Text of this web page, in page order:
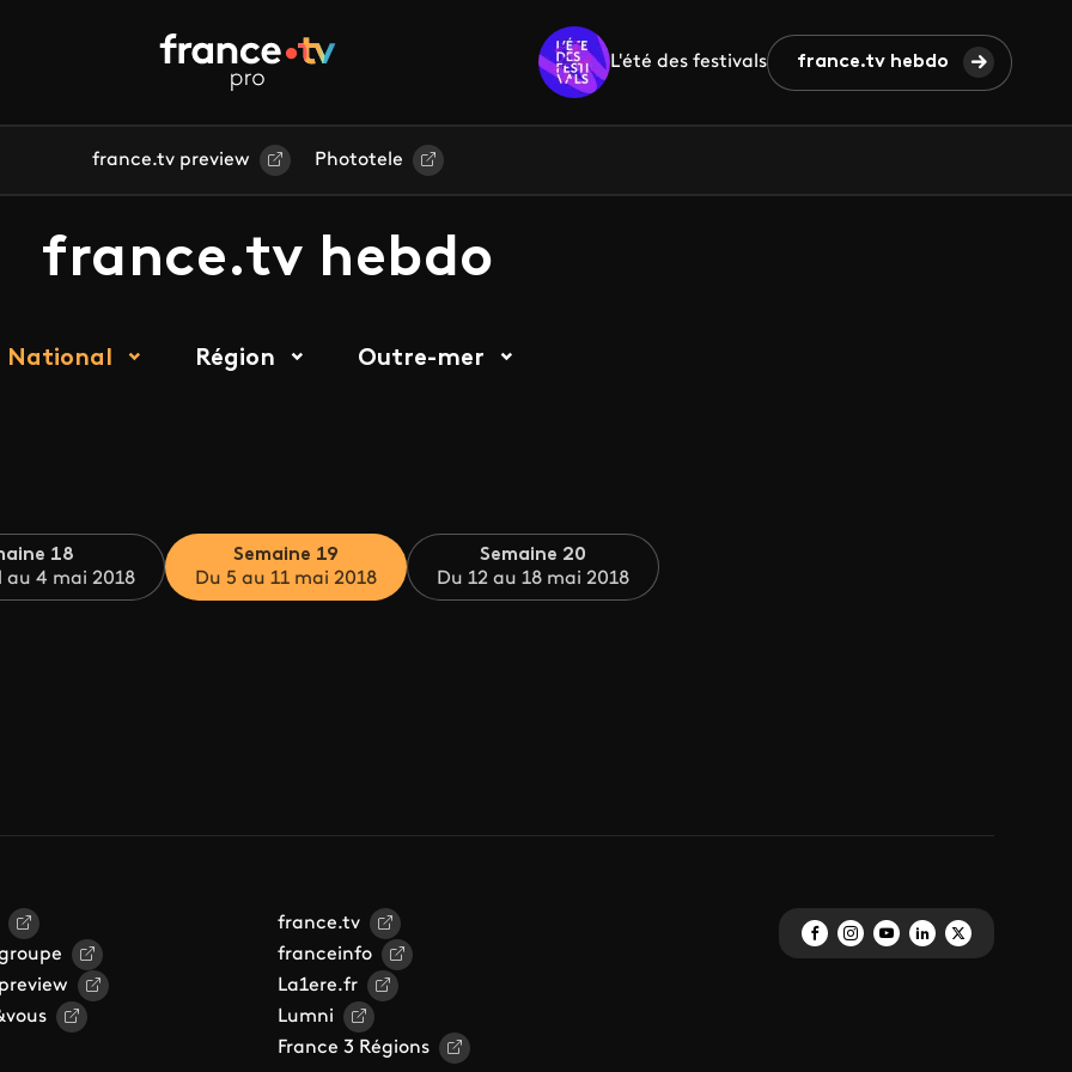
L'été des festivals france.tv hebdo
france.tv preview Phototele
france.tv hebdo
National Région Outre-mer
18
au 4 mai 2018
Semaine 19
Du 5 au 11 mai 2018
Semaine 20
Du 12 au 18 mai 2018
france.tv
franceinfo
La1ere.fr
Lumni
France 3 Régions